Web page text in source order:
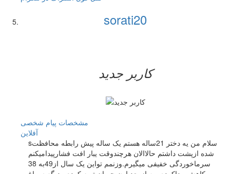
sorati20
کاربر جدید
مشخصات پیام شخصی
آفلاين
sسلام من یه دختر 21ساله هستم یک ساله پیش رابطه محافظت
شده ازپشت داشتم حالاالان هرچندوقت یبار افت فشارپیدامیکنم
سرماخوردگی خفیفی میگیرم.وزنمم تواین یک سال از49به 38